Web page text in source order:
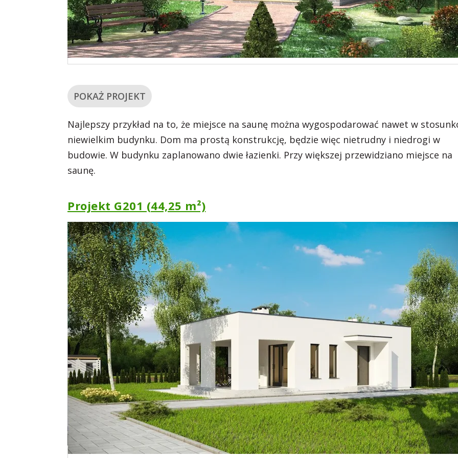
POKAŻ PROJEKT
Najlepszy przykład na to, że miejsce na saunę można wygospodarować nawet w
niewielkim budynku. Dom ma prostą konstrukcję, będzie więc nietrudny i niedrogi w
budowie. W budynku zaplanowano dwie łazienki. Przy większej przewidziano miejsce na
saunę.
Projekt G201 (44,25 m²)